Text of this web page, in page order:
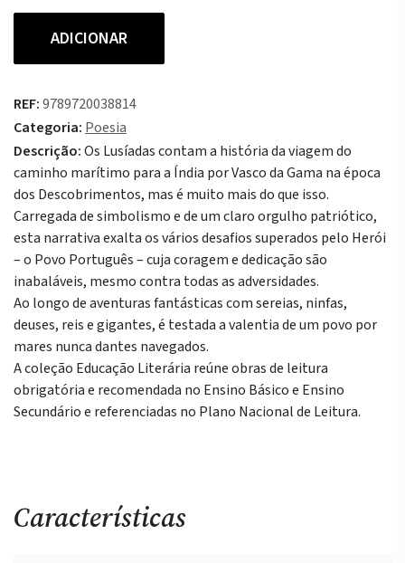
Os
ADICIONAR
REF:9789720038814
Categoria:Poesia
Descrição:Os Lusíadas contam a história da viagem do
caminho marítimo para a Índia por Vasco da Gama na época
dos Descobrimentos, mas é muito mais do que isso.
Carregada de simbolismo e de um claro orgulho patriótico,
esta narrativa exalta os vários desafios superados pelo Herói
– o Povo Português – cuja coragem e dedicação são
inabaláveis, mesmo contra todas as adversidades.
Ao longo de aventuras fantásticas com sereias, ninfas,
deuses, reis e gigantes, é testada a valentia de um povo por
mares nunca dantes navegados.
A coleção Educação Literária reúne obras de leitura
obrigatória e recomendada no Ensino Básico e Ensino
Secundário e referenciadas no Plano Nacional de Leitura.
Características